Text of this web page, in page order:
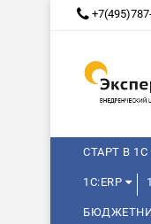
СТАРТ В 1С
1С:ERP